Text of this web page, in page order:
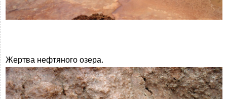
Жертва нефтяного озера.